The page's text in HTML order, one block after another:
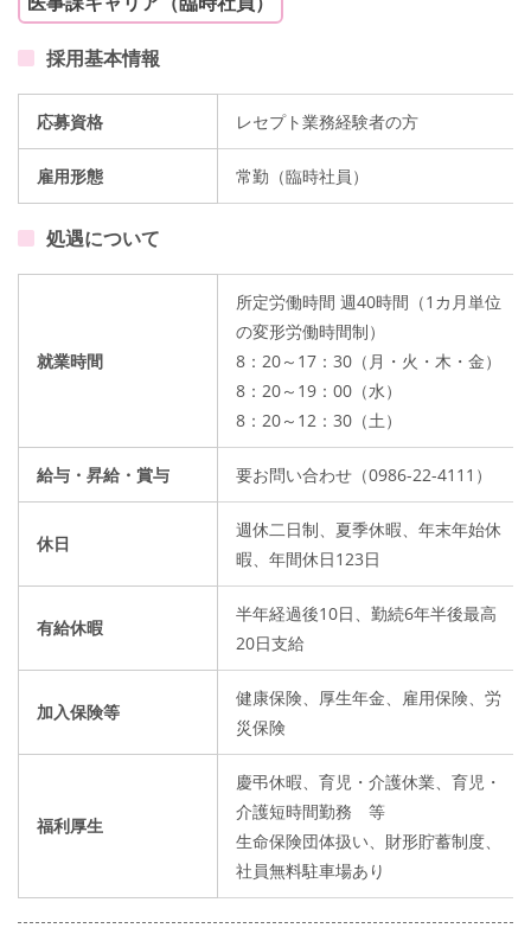
採用基本情報
応募資格 レセプト業務経験者の方
雇用形態 常勤（臨時社員）
処遇について
就業時間
所定労働時間 週40時間（1カ月単位
の変形労働時間制）
8：20～17：30（月・火・木・金）
8：20～19：00（水）
8：20～12：30（土）
給与・昇給・賞与 要お問い合わせ（0986-22-4111）
休日
週休二日制、夏季休暇、年末年始休
暇、年間休日123日
有給休暇
半年経過後10日、勤続6年半後最高
20日支給
加入保険等
健康保険、厚生年金、雇用保険、労
災保険
福利厚生
慶弔休暇、育児・介護休業、育児・
介護短時間勤務 等
生命保険団体扱い、財形貯蓄制度、
社員無料駐車場あり